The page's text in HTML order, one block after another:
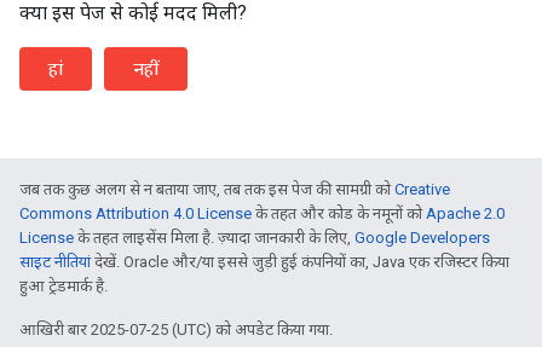
क्या इस पेज से कोई मदद मिली?
हां नहीं
जब तक कुछ अलग से न बताया जाए, तब तक इस पेज की सामग्री कोCreative
Commons Attribution 4.0 License के तहत और कोड के नमूनों कोApache 2.0
License के तहत लाइसेंस मिला है. ज़्यादा जानकारी के लिए, Google Developers
साइट नीतियांदेखें. Oracle और/या इससे जुड़ी हुई कंपनियों का, Java एक रजिस्टर किया
हुआ ट्रेडमार्क है.
आखिरी बार 2025-07-25 (UTC) को अपडेट किया गया.